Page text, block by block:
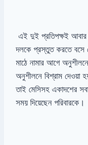
এই দুই প্রতিপক্ষই আবার
দলকে প্রস্তুত করতে বসে
মাঠে নামার আগে
অনুশীলনে বিশ্রাম দেওয়া
তাই মেসিসহ একাদশের
সময় দিয়েছেন পরিবারকে।